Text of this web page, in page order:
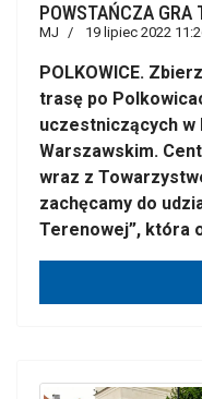
POWSTAŃCZA GRA
MJ 19 lipiec 2022
POLKOWICE.
trasę po
uczestniczących w
Warszawskim.
wraz z
zachęcamy do
Terenowej”, która